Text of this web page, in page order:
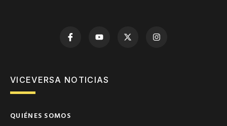
VICEVERSA NOTICIAS
QUIÉNES SOMOS